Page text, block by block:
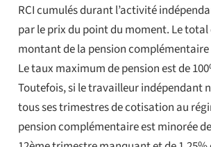
RCI cumulés durant l’activité
par le prix du point du moment. Le
montant de la pension complémentaire
Le taux maximum de pension est de
Toutefois, si le travailleur indépendant
tous ses trimestres de cotisation au
pension complémentaire est minorée